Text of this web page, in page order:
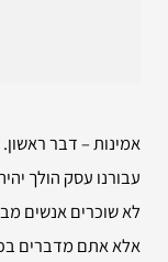
אמינות – דבר ראשון.
עבורנו עסק הולך
לא שוכרים אנשים
אלא אתם מדברים